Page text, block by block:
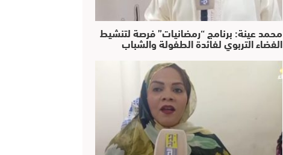
محمد عينة: برنامج “رمضانيات” فرصة لتنشيط
الفضاء التربوي لفائدة الطفولة والشباب